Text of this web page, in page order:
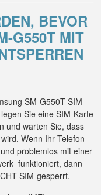
BEVOR
G550T MIT
SM-G550T SIM-
Sie eine SIM-Karte
und warten Sie, dass
Wenn Ihr Telefon
problemlos mit einer
funktioniert, dann
SIM-gesperrt.